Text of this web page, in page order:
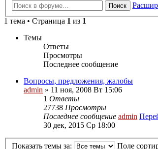
Поиск
1 тема • Страница 1 из 1
Темы
Ответы
Просмотры
Последнее сообщение
Вопросы, предложения, жалобы
admin » 11 ноя, 2008 Вт 15:06
1 Ответы
27738 Просмотры
Последнее сообщение admin
30 дек, 2015 Ср 18:00
Показать темы за: Поле